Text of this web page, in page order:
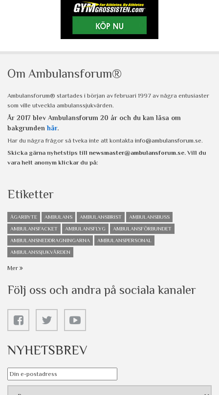
Om Ambulansforum®
Ambulansforum® startades i början av februari 1997 av några entusiaster
som ville utveckla ambulanssjukvården.
År 2017 blev Ambulansforum 20 år och du kan läsa om
bakgrunden här.
Har du några frågor så tveka inte att kontakta info@ambulansforum.se.
Skicka gärna nyhetstips till newsmaster@ambulansforum.se. Vill du
vara helt anonym klickar du på:
Etiketter
ÄGARBYTE AMBULANS AMBULANSBRIST
AMBULANSBUSS
AMBULANSFACKET
AMBULANSFLYG
AMBULANSFÖRBUNDET
AMBULANSNEDDRAGNINGARNA
AMBULANSPERSONAL
AMBULANSSJUKVÅRDEN
Mer
Följ oss och andra på sociala kanaler
NYHETSBREV